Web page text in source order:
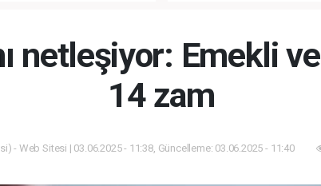
netleşiyor: Emekli
14 zam
- Web Sitesi | 03.06.2025 - 11:38, Güncelleme: 03.06.2025 - 11:40